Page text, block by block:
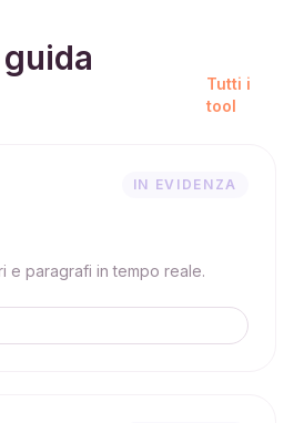
Tutti i
tool
IN EVIDENZA
e paragrafi in tempo reale.